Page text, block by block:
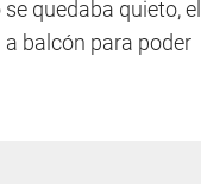
quedaba quieto, el
balcón para poder